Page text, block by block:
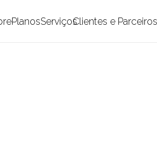
PlanosServiçosClientes e Parceiros